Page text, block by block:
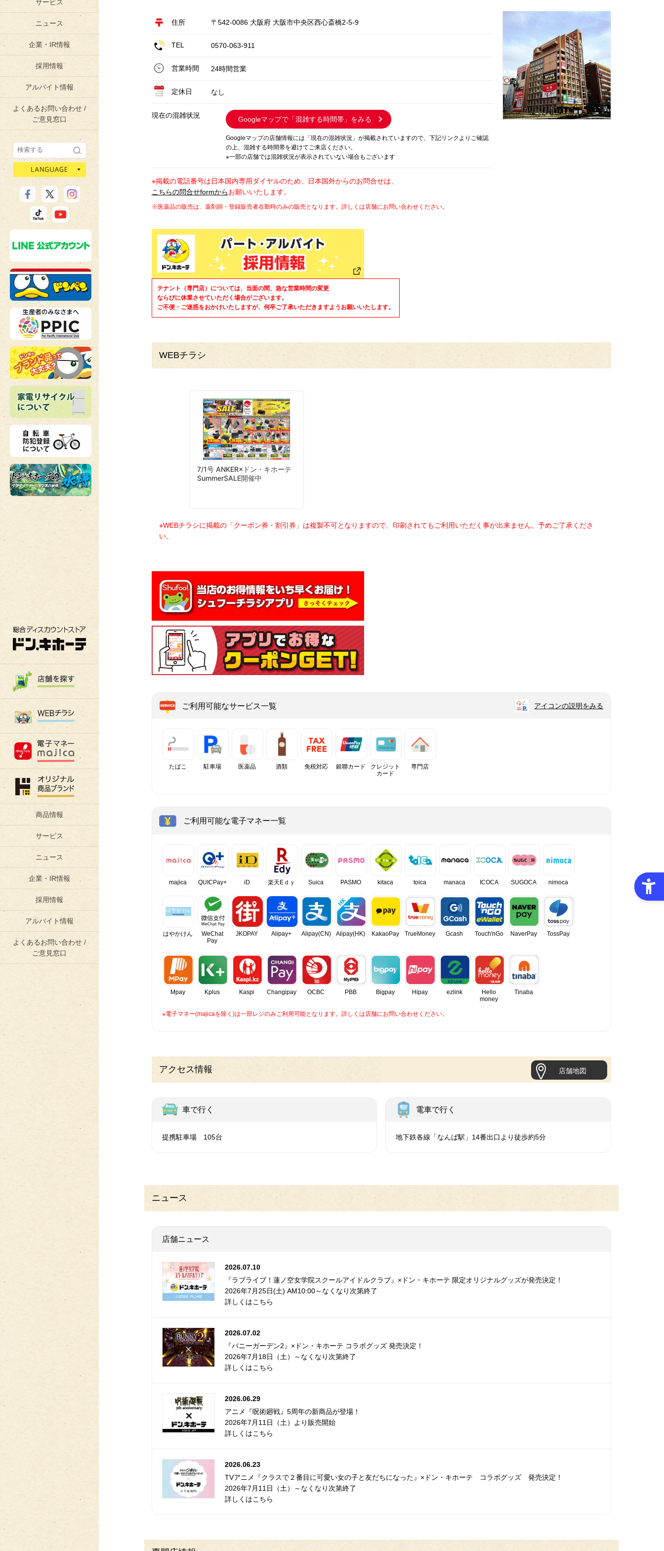
サービス
ニュース
企業・IR情報
採用情報
アルバイト情報
よくあるお問い合わせ /
ご意見窓口
総合ディスカウントストア ドン・キホーテ
商品情報
サービス
ニュース
企業・IR情報
採用情報
アルバイト情報
よくあるお問い合わせ /
ご意見窓口
住所 〒542-0086 大阪府 大阪市中央区西心斎橋2-5-9
TEL 0570-063-911
営業時間 24時間営業
定休日 なし
現在の混雑状況 Googleマップで「混雑する時間帯」をみる
Googleマップの店舗情報には「現在の混雑状況」が掲載されていますので、下記リンクよりご確認
の上、混雑する時間帯を避けてご来店ください。
※一部の店舗では混雑状況が表示されていない場合もございます
※掲載の電話番号は日本国内専用ダイヤルのため、日本国外からのお問合せは、
こちらの問合せformからお願いいたします。
※医薬品の販売は、薬剤師・登録販売者在勤時のみの販売となります。詳しくは店舗にお問い合わせください。
テナント（専門店）については、当面の間、急な営業時間の変更
ならびに休業させていただく場合がございます。
ご不便・ご迷惑をおかけいたしますが、何卒ご了承いただきますようお願いいたします。
WEBチラシ
※WEBチラシに掲載の「クーポン券・割引券」は複製不可となりますので、印刷されてもご利用いただく事が出来ません。予めご了承くださ
い。
ご利用可能なサービス一覧 アイコンの説明をみる
たばこ 駐車場 医薬品 酒類 免税対応 銀聯カード
クレジット
カード
専門店
ご利用可能な電子マネー一覧
majica QUICPay+ iD 楽天Eｄｙ Suica PASMO kitaca toica manaca ICOCA SUGOCA nimoca
はやかけん
WeChat
Pay
JKOPAY Alipay+ Alipay(CN) Alipay(HK) KakaoPay TrueMoney Gcash Touch'nGo NaverPay TossPay
Mpay Kplus Kaspi Changipay OCBC PBB Bigpay Hipay ezlink
Hello
money
Tinaba
※電子マネー(majicaを除く)は一部レジのみご利用可能となります。詳しくは店舗にお問い合わせください。
アクセス情報 店舗地図
車で行く
提携駐車場 105台
電車で行く
地下鉄各線「なんば駅」14番出口より徒歩約5分
ニュース
店舗ニュース
2026.07.10
『ラブライブ！蓮ノ空女学院スクールアイドルクラブ』×ドン・キホーテ 限定オリジナルグッズが発売決定！
2026年7月25日(土) AM10:00～なくなり次第終了
詳しくはこちら
2026.07.02
『バニーガーデン2』×ドン・キホーテ コラボグッズ 発売決定！
2026年7月18日（土）～なくなり次第終了
詳しくはこちら
2026.06.29
アニメ『呪術廻戦』5周年の新商品が登場！
2026年7月11日（土）より販売開始
詳しくはこちら
2026.06.23
TVアニメ『クラスで２番目に可愛い女の子と友だちになった』×ドン・キホーテ コラボグッズ 発売決定！
2026年7月11日（土）～なくなり次第終了
詳しくはこちら